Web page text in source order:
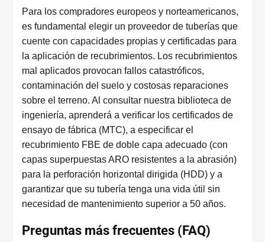
Para los compradores europeos y norteamericanos,
es fundamental elegir un proveedor de tuberías que
cuente con capacidades propias y certificadas para
la aplicación de recubrimientos. Los recubrimientos
mal aplicados provocan fallos catastróficos,
contaminación del suelo y costosas reparaciones
sobre el terreno. Al consultar nuestra biblioteca de
ingeniería, aprenderá a verificar los certificados de
ensayo de fábrica (MTC), a especificar el
recubrimiento FBE de doble capa adecuado (con
capas superpuestas ARO resistentes a la abrasión)
para la perforación horizontal dirigida (HDD) y a
garantizar que su tubería tenga una vida útil sin
necesidad de mantenimiento superior a 50 años.
Preguntas más frecuentes (FAQ)